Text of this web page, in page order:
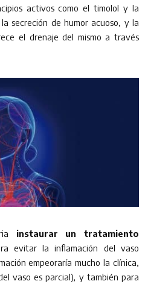
activos como el timolol y la
secreción de humor acuoso, y la
el drenaje del mismo a través
instaurar un tratamiento
evitar la inflamación del vaso
empeoraría mucho la clínica,
vaso es parcial), y también para